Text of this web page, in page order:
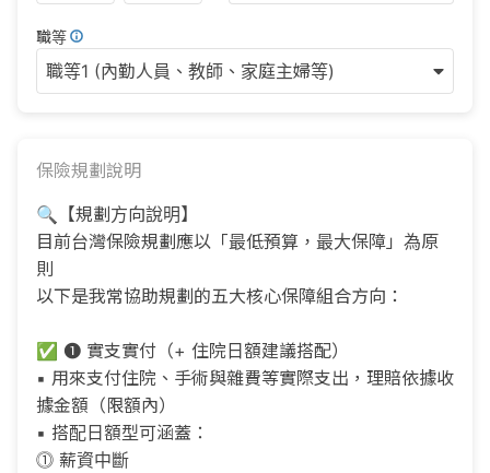
職等
職等1 (內勤人員、教師、家庭主婦等)
保險規劃說明
🔍【規劃方向說明】
目前台灣保險規劃應以「最低預算，最大保障」為原
則
以下是我常協助規劃的五大核心保障組合方向：
✅ ❶ 實支實付（+ 住院日額建議搭配）
▪ 用來支付住院、手術與雜費等實際支出，理賠依據收
據金額（限額內）
▪ 搭配日額型可涵蓋：
⓵ 薪資中斷